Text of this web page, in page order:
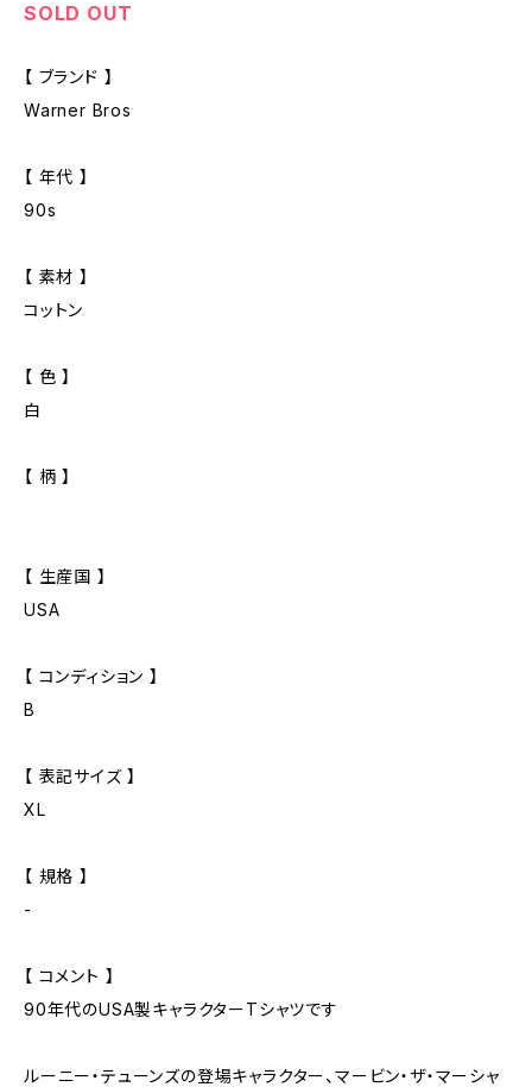
SOLD OUT
【 ブランド 】
Warner Bros
【 年代 】
90s
【 素材 】
コットン
【 色 】
白
【 柄 】
【 生産国 】
USA
【 コンディション 】
B
【 表記サイズ 】
XL
【 規格 】
-
【 コメント 】
90年代のUSA製キャラクターTシャツです
ルーニー・テューンズの登場キャラクター、マービン・ザ・マーシャ